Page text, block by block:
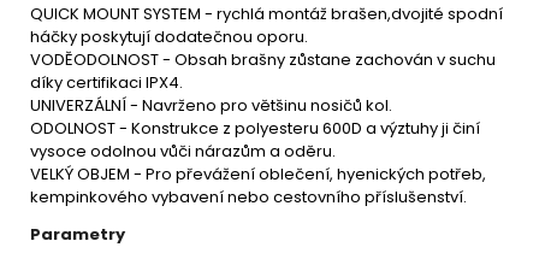
QUICK MOUNT SYSTEM - rychlá montáž brašen,dvojité spodní
háčky poskytují dodatečnou oporu.
VODĚODOLNOST - Obsah brašny zůstane zachován v suchu
díky certifikaci IPX4.
UNIVERZÁLNÍ - Navrženo pro většinu nosičů kol.
ODOLNOST - Konstrukce z polyesteru 600D a výztuhy ji činí
vysoce odolnou vůči nárazům a oděru.
VELKÝ OBJEM - Pro převážení oblečení, hyenických potřeb,
kempinkového vybavení nebo cestovního příslušenství.
Parametry